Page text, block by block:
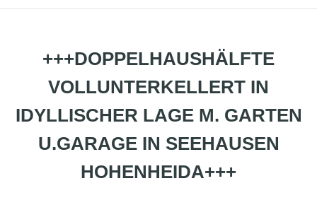
+++DOPPELHAUSHÄLFTE
VOLLUNTERKELLERT IN
IDYLLISCHER LAGE M. GARTEN
U.GARAGE IN SEEHAUSEN
HOHENHEIDA+++